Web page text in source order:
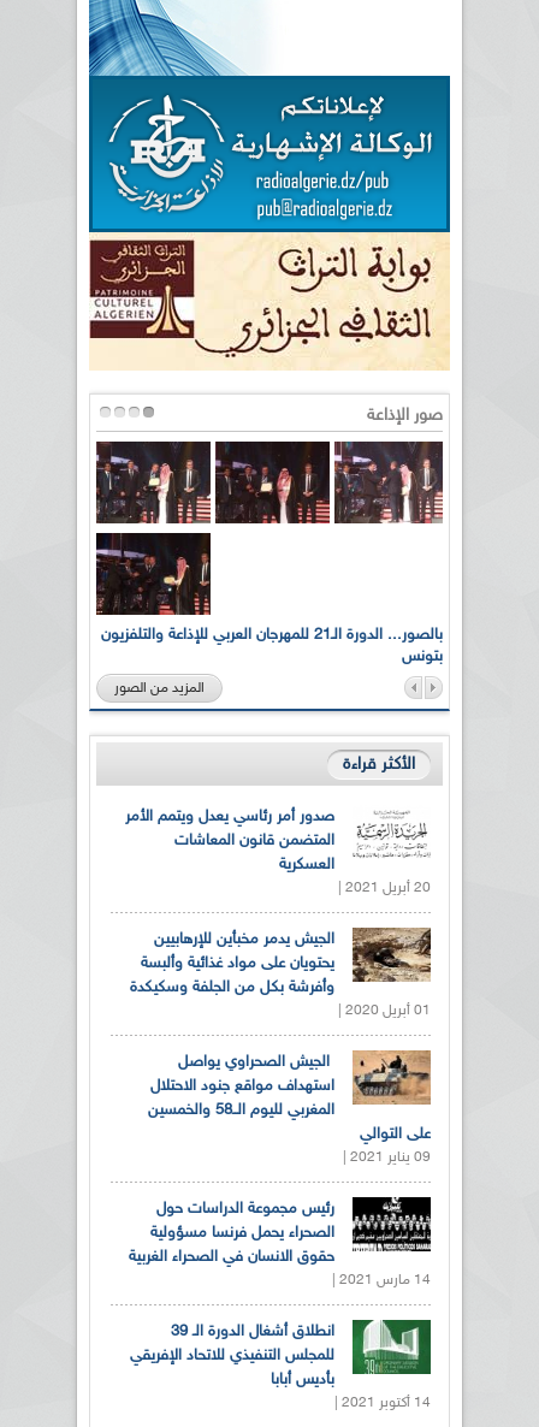
صور الإذاعة
بالصور... الدورة الـ21 للمهرجان العربي للإذاعة والتلفزيون
بتونس
المزيد من الصور
الأكثر قراءة
صدور أمر رئاسي يعدل ويتمم الأمر
المتضمن قانون المعاشات
العسكرية
20 أبريل 2021 |
الجيش يدمر مخبأين للإرهابيين
يحتويان على مواد غذائية وألبسة
وأفرشة بكل من الجلفة وسكيكدة
01 أبريل 2020 |
الجيش الصحراوي يواصل
استهداف مواقع جنود الاحتلال
المغربي لليوم الــ58 والخمسين
على التوالي
09 يناير 2021 |
رئيس مجموعة الدراسات حول
الصحراء يحمل فرنسا مسؤولية
حقوق الانسان في الصحراء الغربية
14 مارس 2021 |
انطلاق أشغال الدورة الـ 39
للمجلس التنفيذي للاتحاد الإفريقي
بأديس أبابا
14 أكتوبر 2021 |